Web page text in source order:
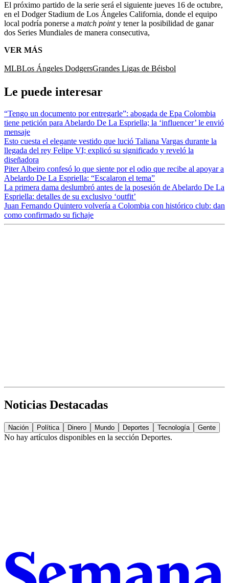
El próximo partido de la serie será el siguiente jueves 16 de octubre,
en el Dodger Stadium de Los Ángeles California, donde el equipo
local podría ponerse a match pointy tener la posibilidad de ganar
dos Series Mundiales de manera consecutiva,
VER MÁS
MLBLos Ángeles DodgersGrandes Ligas de Béisbol
Le puede interesar
“Tengo un documento por entregarle”: abogada de Epa Colombia
tiene petición para Abelardo De La Espriella; la ‘influencer’ le envió
mensaje
Esto cuesta el elegante vestido que lució Taliana Vargas durante la
llegada del rey Felipe VI; explicó su significado y reveló la
diseñadora
Piter Albeiro confesó lo que siente por el odio que recibe al apoyar a
Abelardo De La Espriella: “Escalaron el tema”
La primera dama deslumbró antes de la posesión de Abelardo De La
Espriella: detalles de su exclusivo ‘outfit’
Juan Fernando Quintero volvería a Colombia con histórico club: dan
como confirmado su fichaje
Noticias Destacadas
Nación Política Dinero Mundo Deportes Tecnología Gente
No hay artículos disponibles en la sección Deportes.